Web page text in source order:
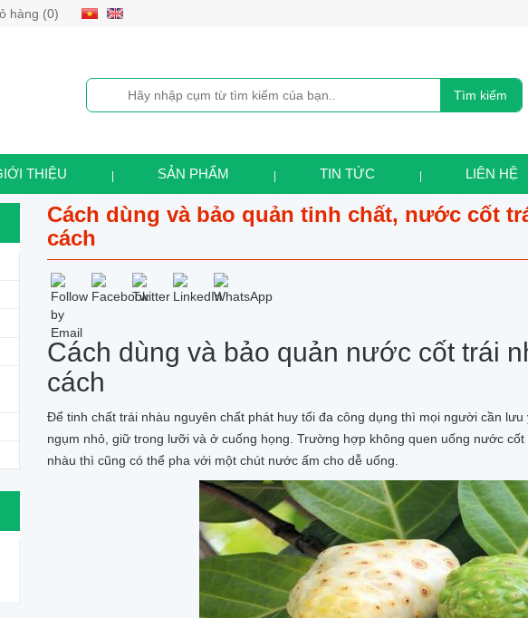
hàng (0)
Tìm kiếm
THIỆU SẢN PHẨM TIN TỨC LIÊN HỆ
Cách dùng và bảo quản tinh chất, nước cốt
cách
Cách dùng và bảo quản nước cốt trái
cách
Để tinh chất trái nhàu nguyên chất phát huy tối đa công dụng thì mọi người cần
ngụm nhỏ, giữ trong lưỡi và ở cuống họng. Trường hợp không quen uống nước
nhàu thì cũng có thể pha với một chút nước ấm cho dễ uống.